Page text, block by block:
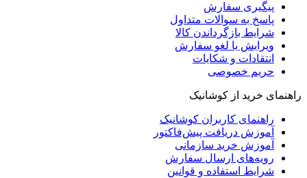
پیگیری سفارش
پاسخ به سوالات متداول
شرایط بازگرداندن کالا
ویرایش یا لغو سفارش
انتقادات و شکایات
حریم خصوصی
راهنمای خرید از کوشانیک
راهنمای کاربران کوشانیک
آموزش دریافت پیش‌فاکتور
آموزش خرید سازمانی
رویه‌های ارسال سفارش
شرایط استفاده و قوانین